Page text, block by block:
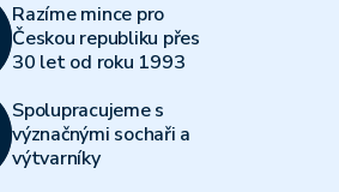
Razíme mince pro
Českou republiku přes
30 let od roku 1993
Spolupracujeme s
význačnými sochaři a
výtvarníky